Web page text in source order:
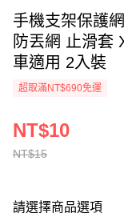
手機支架保護
防丟網 止滑套
車適用 2入裝
超取滿NT$690免運
NT$15
NT$10
請選擇商品選項